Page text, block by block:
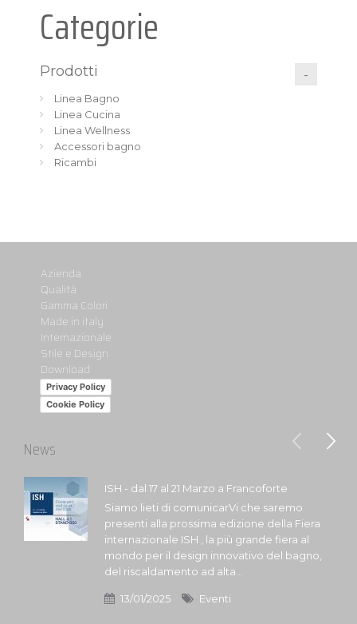
Categorie
Prodotti
Linea Bagno
Linea Cucina
Linea Wellness
Accessori bagno
Ricambi
Azienda
Qualità
Gamma Colori
Made in italy
Internazionale
Stile e Design
Download
Privacy Policy
Cookie Policy
News
ISH - dal 17 al 21 Marzo a Francoforte
Siamo lieti di comunicarVi che saremo
presenti alla prossima edizione della Fiera
internazionale ISH , la più grande fiera al
mondo per il design innovativo del bagno,
del riscaldamento ad alta...
13/01/2025 Eventi